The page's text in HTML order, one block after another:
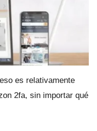
es relativamente
2fa, sin importar qué